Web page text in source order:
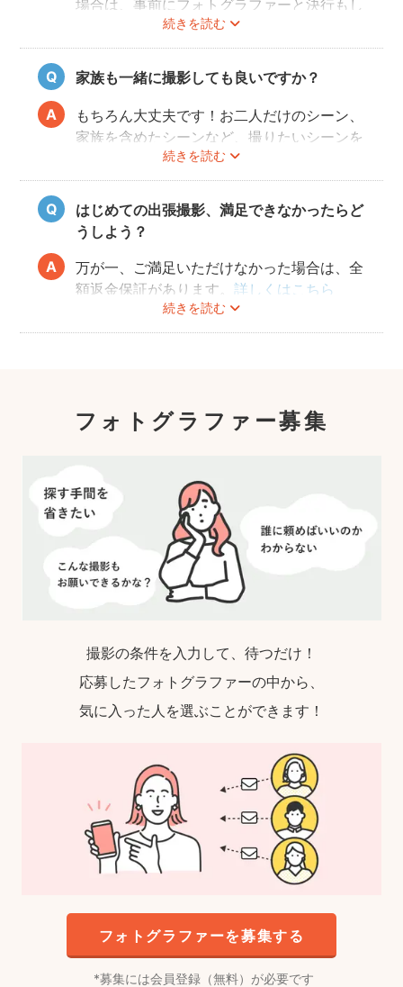
続きを読む
場合は、事前にフォトグラファーと決行もし
くは日時変更をご相談ください。
日時変更方法はこちらをご参照ください。
家族も一緒に撮影しても良いですか？
続きを読む
もちろん大丈夫です！お二人だけのシーン、
家族を含めたシーンなど、撮りたいシーンを
フォトグラファーさんに相談してみてくださ
いね。
はじめての出張撮影、満足できなかったらど
うしよう？
続きを読む
万が一、ご満足いただけなかった場合は、全
額返金保証があります。詳しくはこちら
フォトグラファー募集
撮影の条件を入力して、待つだけ！
応募したフォトグラファーの中から、
気に入った人を選ぶことができます！
フォトグラファーを募集する
募集には会員登録（無料）が必要です